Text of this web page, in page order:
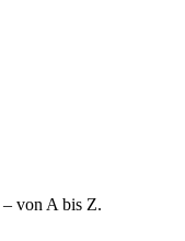
– von A bis Z.